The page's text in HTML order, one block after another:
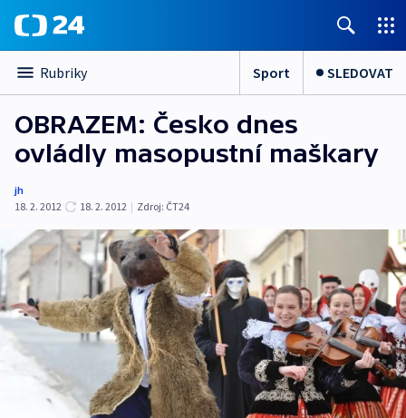
Rubriky Sport SLEDOVAT
OBRAZEM: Česko dnes
ovládly masopustní maškary
jh
18. 2. 2012
18. 2. 2012 | Zdroj: ČT24